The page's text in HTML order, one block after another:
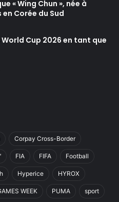
« Wing Chun », née à
Corée du Sud
Cup 2026 en tant que
Corpay Cross-Border
FIA FIFA Football
Hyperice HYROX
WEEK PUMA sport